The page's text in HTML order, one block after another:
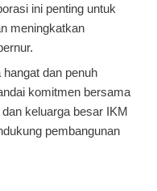
ini penting untuk
meningkatkan
dan penuh
komitmen bersama
keluarga besar IKM
pembangunan